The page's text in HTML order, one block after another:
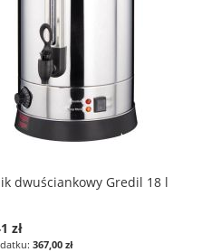
dwuściankowy Gredil 18 l
zł
367,00 zł